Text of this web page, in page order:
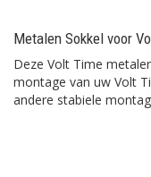
Metalen Sokkel voor
Deze Volt Time
montage van uw Volt
andere stabiele